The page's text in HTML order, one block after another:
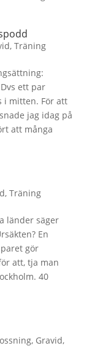
, Träning
ett par
i mitten. För att
jag idag på
att många
, Träning
länder säger
En
gör
att, tja man
40
, Gravid,